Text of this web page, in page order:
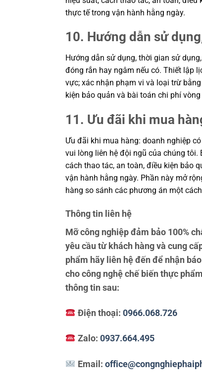
thực tế trong vận hành hằng ngày.
10. Hướng dẫn sử
Hướng dẫn sử dụng, thời gian sử
đóng rắn hay ngâm nếu có. Thiết lập
vực; xác nhận phạm vi và loại trừ
kiện bảo quản và bài toán chi phí
11. Ưu đãi khi mua
Ưu đãi khi mua hàng: doanh nghiệp
vui lòng liên hệ đội ngũ của chúng tôi.
cách thao tác, an toàn, điều kiện bảo
vận hành hằng ngày. Phần này mở
hàng so sánh các phương án một
Thông tin liên hệ
Mỡ công nghiệp đảm bảo 100%
yêu cầu từ khách hàng và cung
phẩm hãy liên hệ đến để nhận
cho công nghệ chế biến thực
thông tin sau:
Điện thoại: 0966.068.726
Zalo: 0937.664.495
Email: